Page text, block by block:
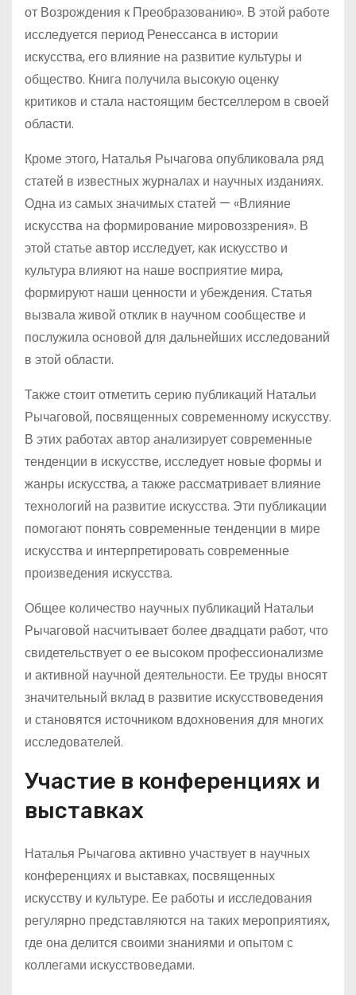
от Возрождения к Преобразованию». В этой работе
исследуется период Ренессанса в истории
искусства, его влияние на развитие культуры и
общество. Книга получила высокую оценку
критиков и стала настоящим бестселлером в своей
области.
Кроме этого, Наталья Рычагова опубликовала ряд
статей в известных журналах и научных изданиях.
Одна из самых значимых статей — «Влияние
искусства на формирование мировоззрения». В
этой статье автор исследует, как искусство и
культура влияют на наше восприятие мира,
формируют наши ценности и убеждения. Статья
вызвала живой отклик в научном сообществе и
послужила основой для дальнейших исследований
в этой области.
Также стоит отметить серию публикаций Натальи
Рычаговой, посвященных современному искусству.
В этих работах автор анализирует современные
тенденции в искусстве, исследует новые формы и
жанры искусства, а также рассматривает влияние
технологий на развитие искусства. Эти публикации
помогают понять современные тенденции в мире
искусства и интерпретировать современные
произведения искусства.
Общее количество научных публикаций Натальи
Рычаговой насчитывает более двадцати работ, что
свидетельствует о ее высоком профессионализме
и активной научной деятельности. Ее труды вносят
значительный вклад в развитие искусствоведения
и становятся источником вдохновения для многих
исследователей.
Участие в конференциях и
выставках
Наталья Рычагова активно участвует в научных
конференциях и выставках, посвященных
искусству и культуре. Ее работы и исследования
регулярно представляются на таких мероприятиях,
где она делится своими знаниями и опытом с
коллегами искусствоведами.